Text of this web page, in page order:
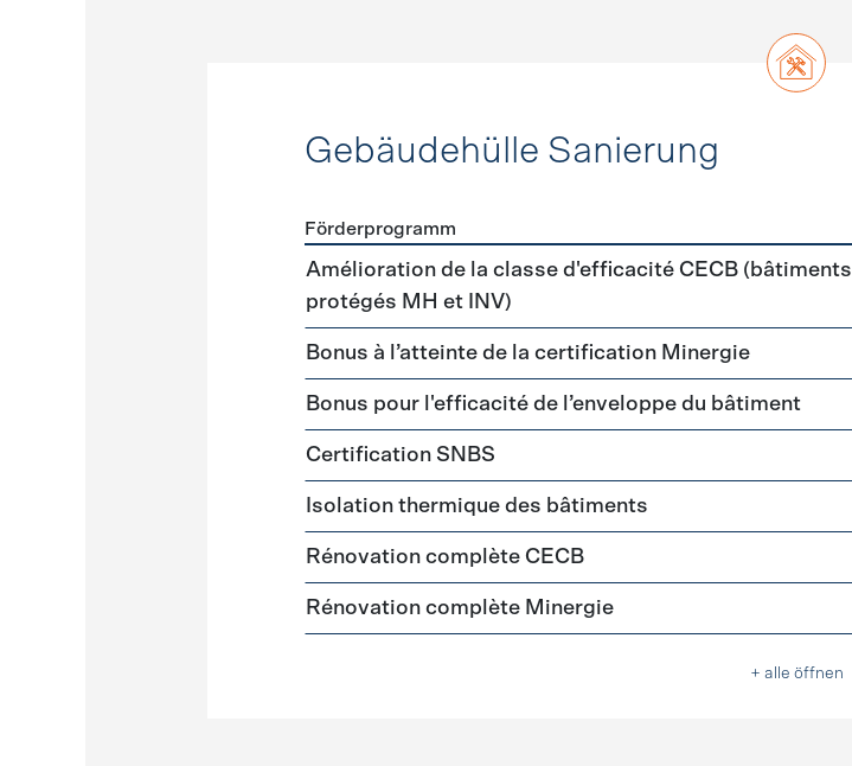
Gebäudehülle Sanierung
Förderprogramme Gebäudehülle Sanierung
Förderprogramm
Amélioration de la classe d'efficacité CECB (bâtiments
protégés MH et INV)
Bonus à l’atteinte de la certification Minergie
Bonus pour l'efficacité de l’enveloppe du bâtiment
Certification SNBS
Isolation thermique des bâtiments
Rénovation complète CECB
Rénovation complète Minergie
+ alle öffnen